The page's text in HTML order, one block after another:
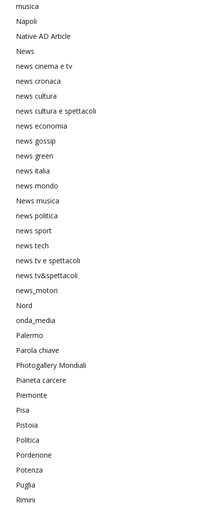
musica
Napoli
Native AD Article
News
news cinema e tv
news cronaca
news cultura
news cultura e spettacoli
news economia
news gossip
news green
news italia
news mondo
News musica
news politica
news sport
news tech
news tv e spettacoli
news tv&spettacoli
news_motori
Nord
onda_media
Palermo
Parola chiave
Photogallery Mondiali
Pianeta carcere
Piemonte
Pisa
Pistoia
Politica
Pordenone
Potenza
Puglia
Rimini